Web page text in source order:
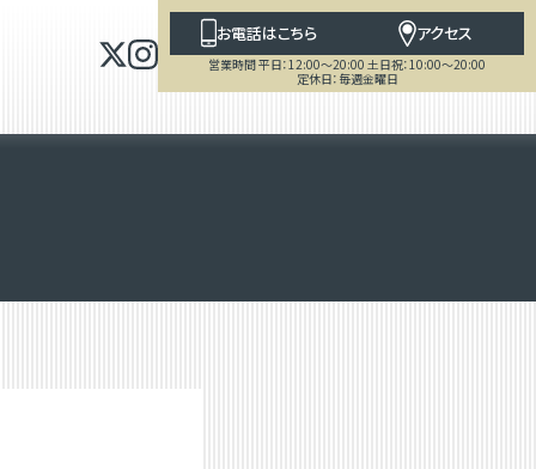
お電話はこちら アクセス
営業時間 平日：12:00～20:00 土日祝：10:00～20:00
定休日：毎週金曜日